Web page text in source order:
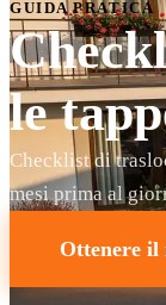
GUIDA PRATICA
le
Checklist di
mesi prima al
Ottenere